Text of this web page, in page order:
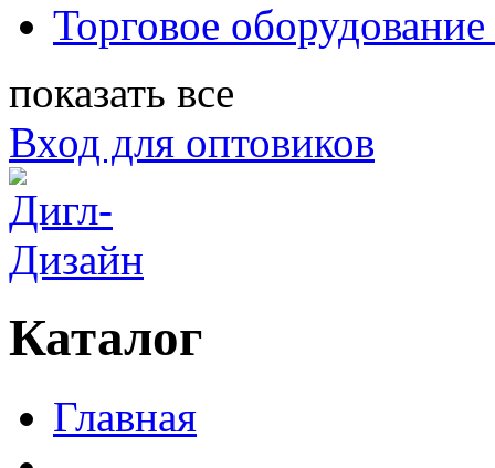
Торговое
показать все
Вход для оптовиков
Каталог
Главная